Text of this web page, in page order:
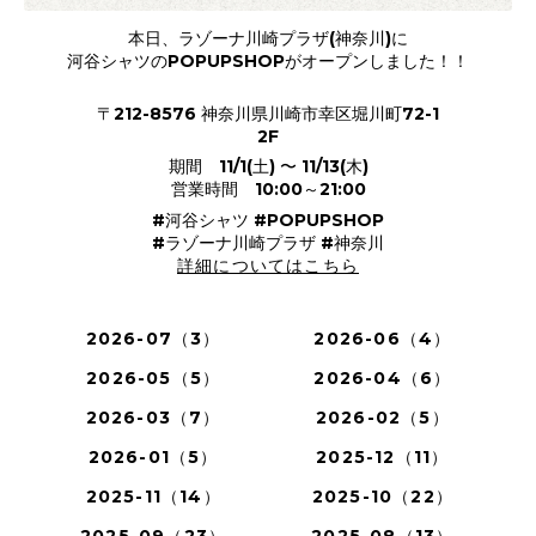
本日、ラゾーナ川崎プラザ(神奈川)に
河谷シャツのPOPUPSHOPがオープンしました！！
〒212-8576 神奈川県川崎市幸区堀川町72-1
2F
期間 11/1(土) 〜 11/13(木)
営業時間 10:00～21:00
#河谷シャツ #POPUPSHOP
#ラゾーナ川崎プラザ #神奈川
詳細についてはこちら
2026-07（3）
2026-06（4）
2026-05（5）
2026-04（6）
2026-03（7）
2026-02（5）
2026-01（5）
2025-12（11）
2025-11（14）
2025-10（22）